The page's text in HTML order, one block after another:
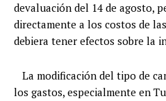
devaluación del 14 de agosto,
directamente a los costos de
debiera tener efectos sobre la
La modificación del tipo de
los gastos, especialmente en